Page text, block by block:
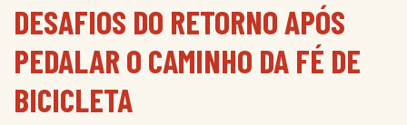
DESAFIOS DO RETORNO APÓS
PEDALAR O CAMINHO DA FÉ DE
BICICLETA